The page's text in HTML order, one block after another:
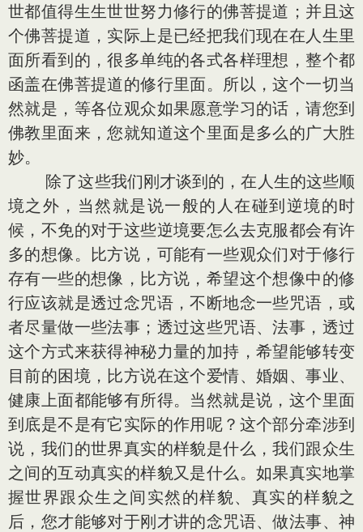
世都值得生生世世努力修行的佛菩提道；并且这
个佛菩提道，实际上是已经把我们现在在人生里
面所看到的，很多单纯的各式各样理想，整个都
函盖在佛菩提道的修行里面。所以，这个一切当
然就是，等各位观众如果愿意学习的话，请您到
佛教里面来，您就知道这个里面是多么的广大胜
妙。
除了这些我们刚才谈到的，在人生的这些顺
境之外，当然就是说一般的人在碰到逆境的时
候，不免的对于这些逆境要怎么去克服都会有许
多的想像。比方说，可能有一些观众们对于修行
存有一些的想像，比方说，希望这个想像中的修
行应该就是透过念咒语，不断地念一些咒语，或
者尽量做一些法事；透过这些咒语、法事，透过
这个方式来获得神秘力量的加持，希望能够转变
目前的困境，比方说在这个爱情、婚姻、事业、
健康上面都能够有所得。当然就是说，这个里面
到底是不是有它实际的作用呢？这个部分牵涉到
说，我们的世界真实的样貌是什么，我们跟众生
之间的互动真实的样貌又是什么。如果真实地掌
握世界跟众生之间实然的样貌、真实的样貌之
后，您才能够对于刚才讲的念咒语、做法事、神